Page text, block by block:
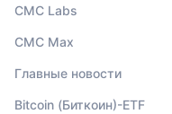
CMC Labs
CMC Max
Главные новости
Bitcoin (Биткоин)-ETF